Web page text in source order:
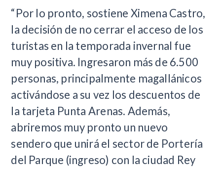
“Por lo pronto, sostiene Ximena Castro,
la decisión de no cerrar el acceso de los
turistas en la temporada invernal fue
muy positiva. Ingresaron más de 6.500
personas, principalmente magallánicos
activándose a su vez los descuentos de
la tarjeta Punta Arenas. Además,
abriremos muy pronto un nuevo
sendero que unirá el sector de Portería
del Parque (ingreso) con la ciudad Rey